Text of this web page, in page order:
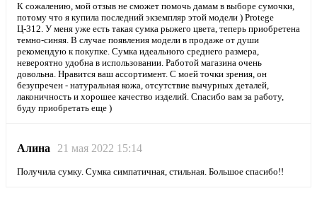
К сожалению, мой отзыв не сможет помочь дамам в выборе сумочки,
потому что я купила последний экземпляр этой модели ) Protege
Ц-312. У меня уже есть такая сумка рыжего цвета, теперь приобретена
темно-синяя. В случае появления модели в продаже от души
рекомендую к покупке. Сумка идеального среднего размера,
невероятно удобна в использовании. Работой магазина очень
довольна. Нравится ваш ассортимент. С моей точки зрения, он
безупречен - натуральная кожа, отсутствие вычурных деталей,
лаконичность и хорошее качество изделий. Спасибо вам за работу,
буду приобретать еще )
Алина 21 мая 2022 15:14
Получила сумку. Сумка симпатичная, стильная. Большое спасибо!!